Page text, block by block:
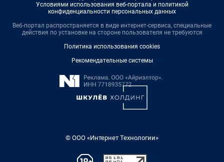
Условиями использования веб-портала и политикой
конфиденциальности персональных данных
Веб-портал распространяется в виде интернет-сервиса, специальные
действия по установке на стороне пользователя не требуются
Политика использования cookies
Рекомендательные системы
© ООО «Интернет Технологии»